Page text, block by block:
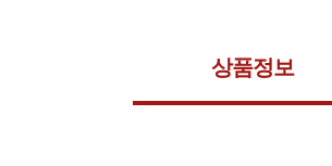
상품정보